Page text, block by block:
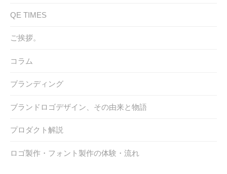
QE TIMES
ご挨拶。
コラム
ブランディング
ブランドロゴデザイン、その由来と物語
プロダクト解説
ロゴ製作・フォント製作の体験・流れ